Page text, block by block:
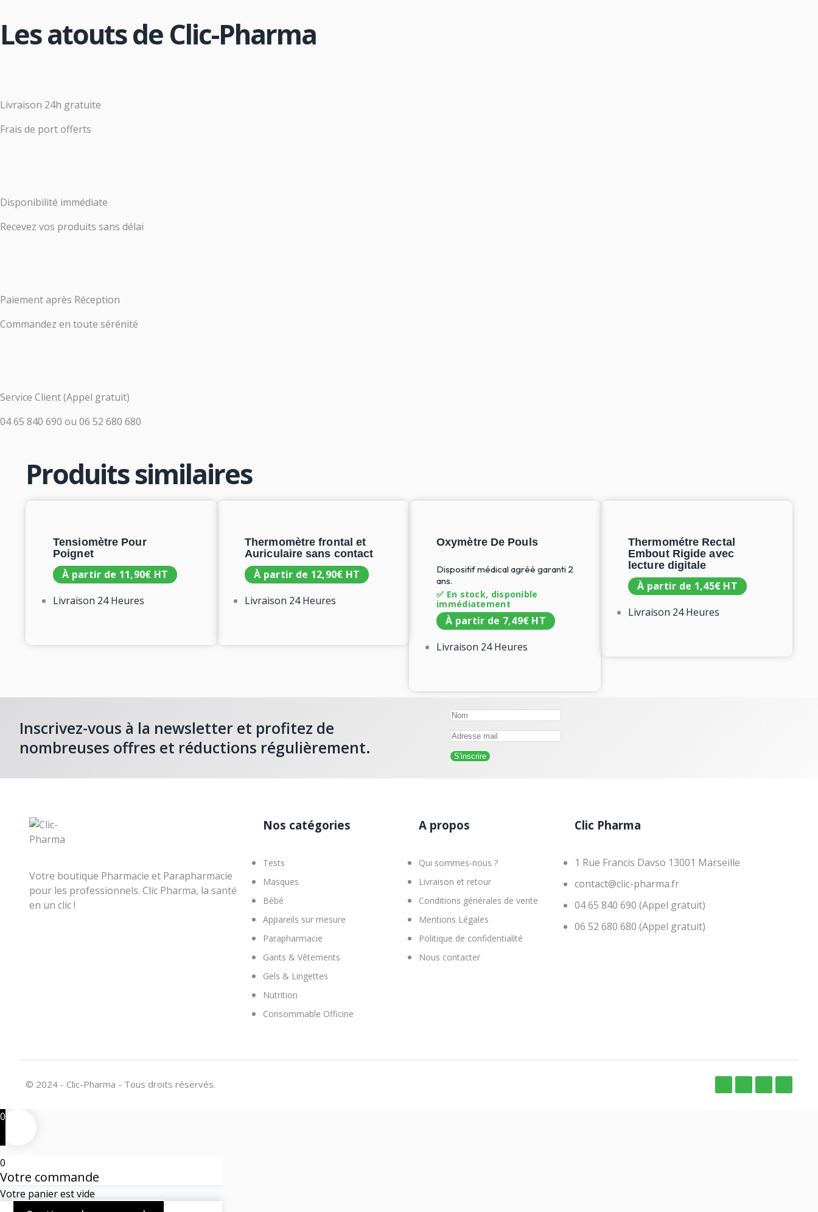
Les atouts de Clic-Pharma
Livraison 24h gratuite
Frais de port offerts
Disponibilité immédiate
Recevez vos produits sans délai
Paiement après Réception
Commandez en toute sérénité
Service Client (Appel gratuit)
04 65 840 690 ou 06 52 680 680
Produits similaires
Tensiomètre Pour
Poignet
À partir de 11,90€ HT
Livraison 24 Heures
Thermomètre frontal et
Auriculaire sans contact
À partir de 12,90€ HT
Livraison 24 Heures
Oxymètre De Pouls
Dispositif médical agréé garanti 2
ans.
✅ En stock, disponible
immédiatement
À partir de 7,49€ HT
Livraison 24 Heures
Thermométre Rectal
Embout Rigide avec
lecture digitale
À partir de 1,45€ HT
Livraison 24 Heures
Inscrivez-vous à la newsletter et profitez de
nombreuses offres et réductions régulièrement.
Votre boutique Pharmacie et Parapharmacie
pour les professionnels. Clic Pharma, la santé
en un clic !
Nos catégories
Tests
Masques
Bébé
Appareils sur mesure
Parapharmacie
Gants & Vêtements
Gels & Lingettes
Nutrition
Consommable Officine
A propos
Qui sommes-nous ?
Livraison et retour
Conditions générales de vente
Mentions Légales
Politique de confidentialité
Nous contacter
Clic Pharma
1 Rue Francis Davso 13001 Marseille
contact@clic-pharma.fr
04 65 840 690 (Appel gratuit)
06 52 680 680 (Appel gratuit)
© 2024 - Clic-Pharma - Tous droits réservés.
0
0
Votre commande
Votre panier est vide